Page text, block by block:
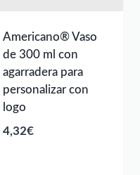
Americano® Vaso
de 300 ml con
agarradera para
personalizar con
logo
4,32€